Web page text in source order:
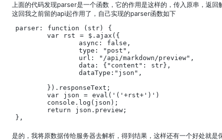
上面的代码发现parser是一个函数，它的作用是这样的，传入原串，返回
这回我之前留的api起作用了，自己实现的parser函数如下
parser: function (str) {
},
是的，我将原数据传给服务器去解析，得到结果，这样还有一个好处就是